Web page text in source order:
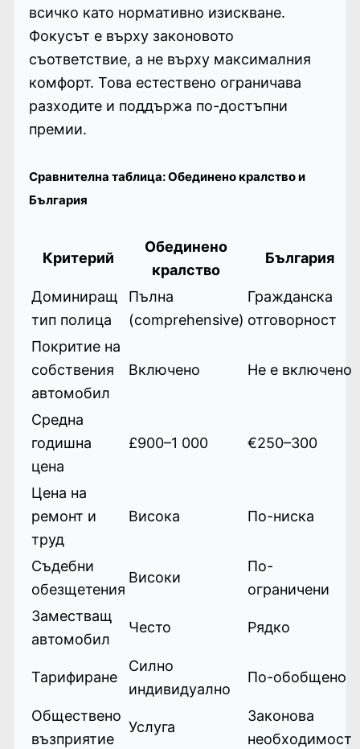
всичко като нормативно изискване.
Фокусът е върху законовото
съответствие, а не върху максималния
комфорт. Това естествено ограничава
разходите и поддържа по-достъпни
премии.
Сравнителна таблица: Обединено кралство и
България
Критерий
Обединено
кралство
България
Доминиращ
тип полица
Пълна
(comprehensive)
Гражданска
отговорност
Покритие на
собствения
автомобил
Включено Не е включено
Средна
годишна
цена
£900–1 000 €250–300
Цена на
ремонт и
труд
Висока По-ниска
Съдебни
обезщетения
Високи
По-
ограничени
Заместващ
автомобил
Често Рядко
Тарифиране
Силно
индивидуално
По-обобщено
Обществено
възприятие
Услуга
Законова
необходимост